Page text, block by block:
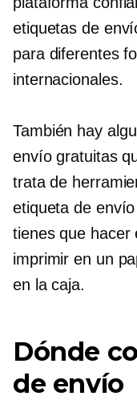
etiquetas de
para diferentes
internacionales.
También hay
envío gratuitas
trata de
etiqueta de
tienes que hacer
imprimir en un
en la caja.
Dónde
de envío